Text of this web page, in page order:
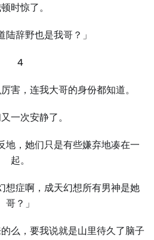
时惊了。
陆辞野也是我哥？」
4
害，连我大哥的身份都知道。
一次安静了。
地，她们只是有些嫌弃地凑在一
起。
想症啊，成天幻想所有男神是她
哥？」
么，要我说就是山里待久了脑子